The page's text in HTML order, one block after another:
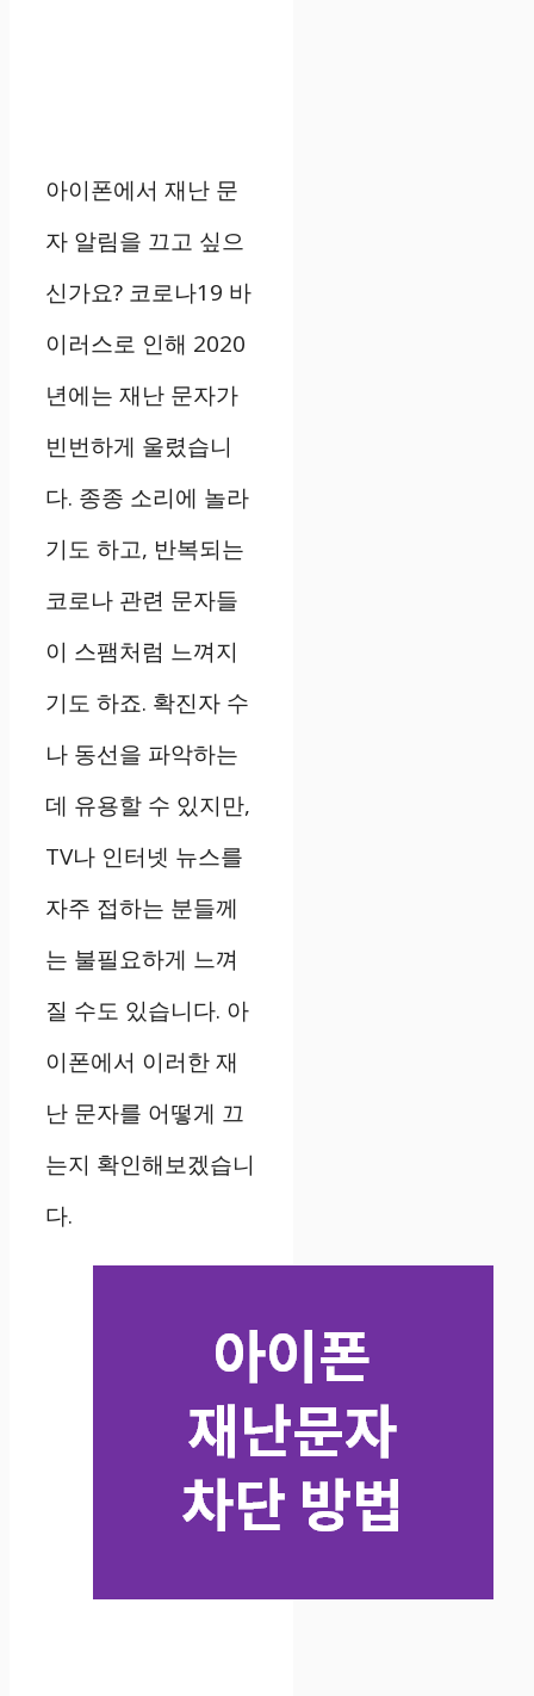
아이폰에서 재난 문
자 알림을 끄고 싶으
신가요? 코로나19 바
이러스로 인해 2020
년에는 재난 문자가
빈번하게 울렸습니
다. 종종 소리에 놀라
기도 하고, 반복되는
코로나 관련 문자들
이 스팸처럼 느껴지
기도 하죠. 확진자 수
나 동선을 파악하는
데 유용할 수 있지만,
TV나 인터넷 뉴스를
자주 접하는 분들께
는 불필요하게 느껴
질 수도 있습니다. 아
이폰에서 이러한 재
난 문자를 어떻게 끄
는지 확인해보겠습니
다.